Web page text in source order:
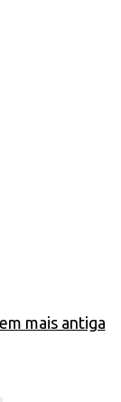
mais antiga